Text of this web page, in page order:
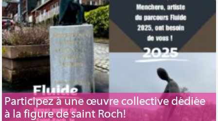
Participez à une œuvre collective dédiée
à la figure de saint Roch!